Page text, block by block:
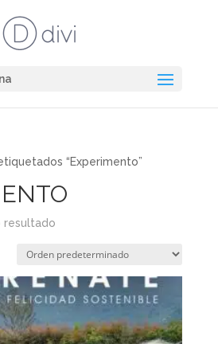
“Experimento”
resultado